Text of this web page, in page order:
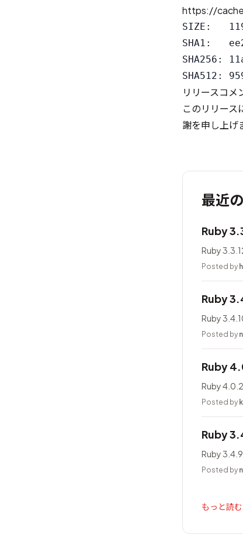
https://
SIZE:
SHA1:
SHA256:
リリースコメ
このリリース
謝を申し上げ
最近
Ruby
Ruby
Posted by
Ruby
Ruby
Posted by
Ruby
Ruby 4.0.2
Posted by
Ruby
Ruby 3.4.9
Posted by
もっと読む